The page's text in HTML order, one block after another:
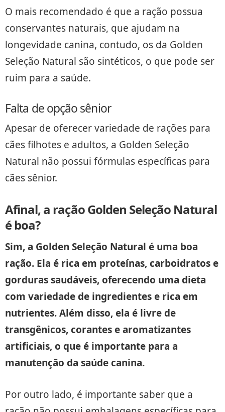
O mais recomendado é que a ração possua
conservantes naturais, que ajudam na
longevidade canina, contudo, os da Golden
Seleção Natural são sintéticos, o que pode ser
ruim para a saúde.
Falta de opção sênior
Apesar de oferecer variedade de rações para
cães filhotes e adultos, a Golden Seleção
Natural não possui fórmulas específicas para
cães sênior.
Afinal, a ração Golden Seleção Natural
é boa?
Sim, a Golden Seleção Natural é uma boa
ração. Ela é rica em proteínas, carboidratos e
gorduras saudáveis, oferecendo uma dieta
com variedade de ingredientes e rica em
nutrientes. Além disso, ela é livre de
transgênicos, corantes e aromatizantes
artificiais, o que é importante para a
manutenção da saúde canina.
Por outro lado, é importante saber que a